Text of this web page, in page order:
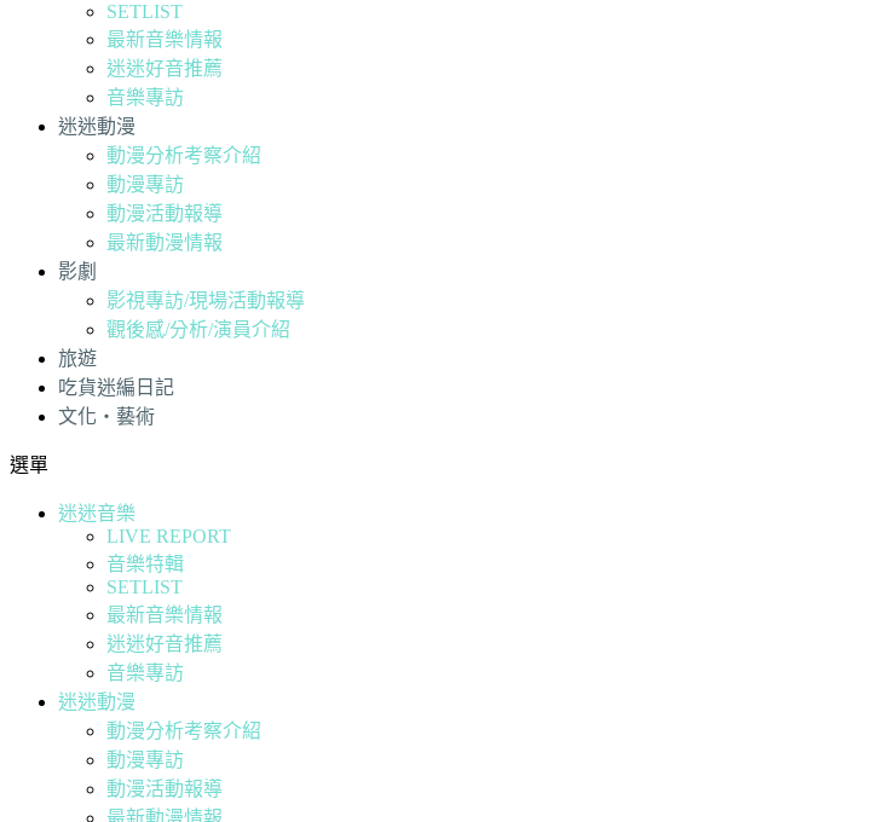
SETLIST
最新音樂情報
迷迷好音推薦
音樂專訪
迷迷動漫
動漫分析考察介紹
動漫專訪
動漫活動報導
最新動漫情報
影劇
影視專訪/現場活動報導
觀後感/分析/演員介紹
旅遊
吃貨迷編日記
文化・藝術
選單
迷迷音樂
LIVE REPORT
音樂特輯
SETLIST
最新音樂情報
迷迷好音推薦
音樂專訪
迷迷動漫
動漫分析考察介紹
動漫專訪
動漫活動報導
最新動漫情報